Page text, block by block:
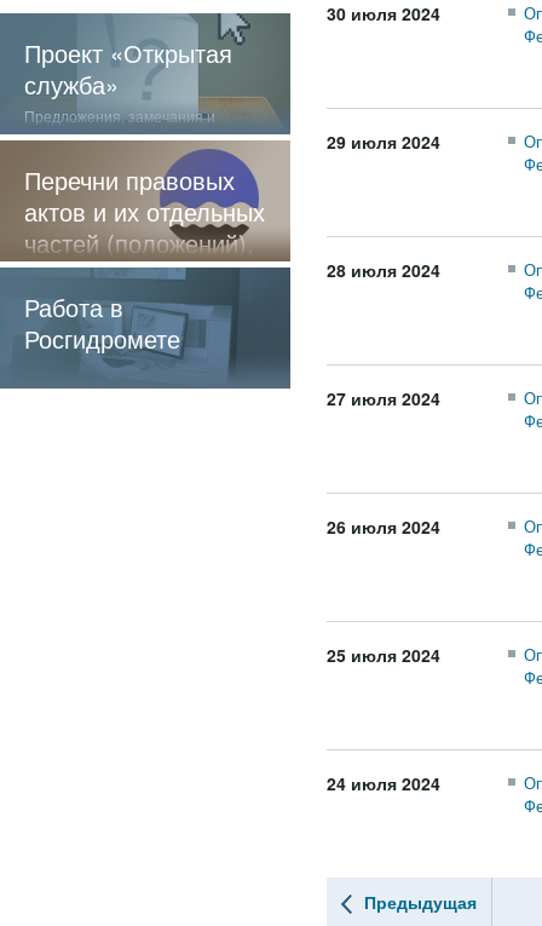
Проект «Открытая
служба»
Предложения, замечания и
отзывы о нашей работе
Перечни правовых
актов и их отдельных
частей (положений),
содержащие
обязательные
требования
Работа в
Росгидромете
30 июля 2024
29 июля 2024
28 июля 2024
27 июля 2024
26 июля 2024
25 июля 2024
24 июля 2024
Предыдущая